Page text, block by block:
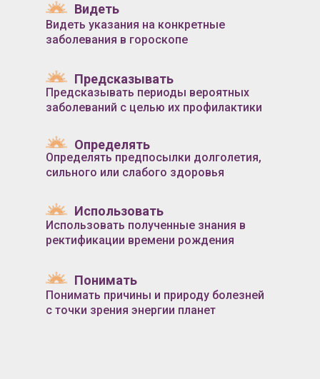
Предсказывать периоды вероятных
заболеваний с целью их профилактики
Определять предпосылки долголетия,
сильного или слабого здоровья
Использовать полученные знания в
ректификации времени рождения
Предсказывать
Определять
Использовать
Видеть указания на конкретные
заболевания в гороскопе
Понимать причины и природу болезней
с точки зрения энергии планет
Видеть
Понимать